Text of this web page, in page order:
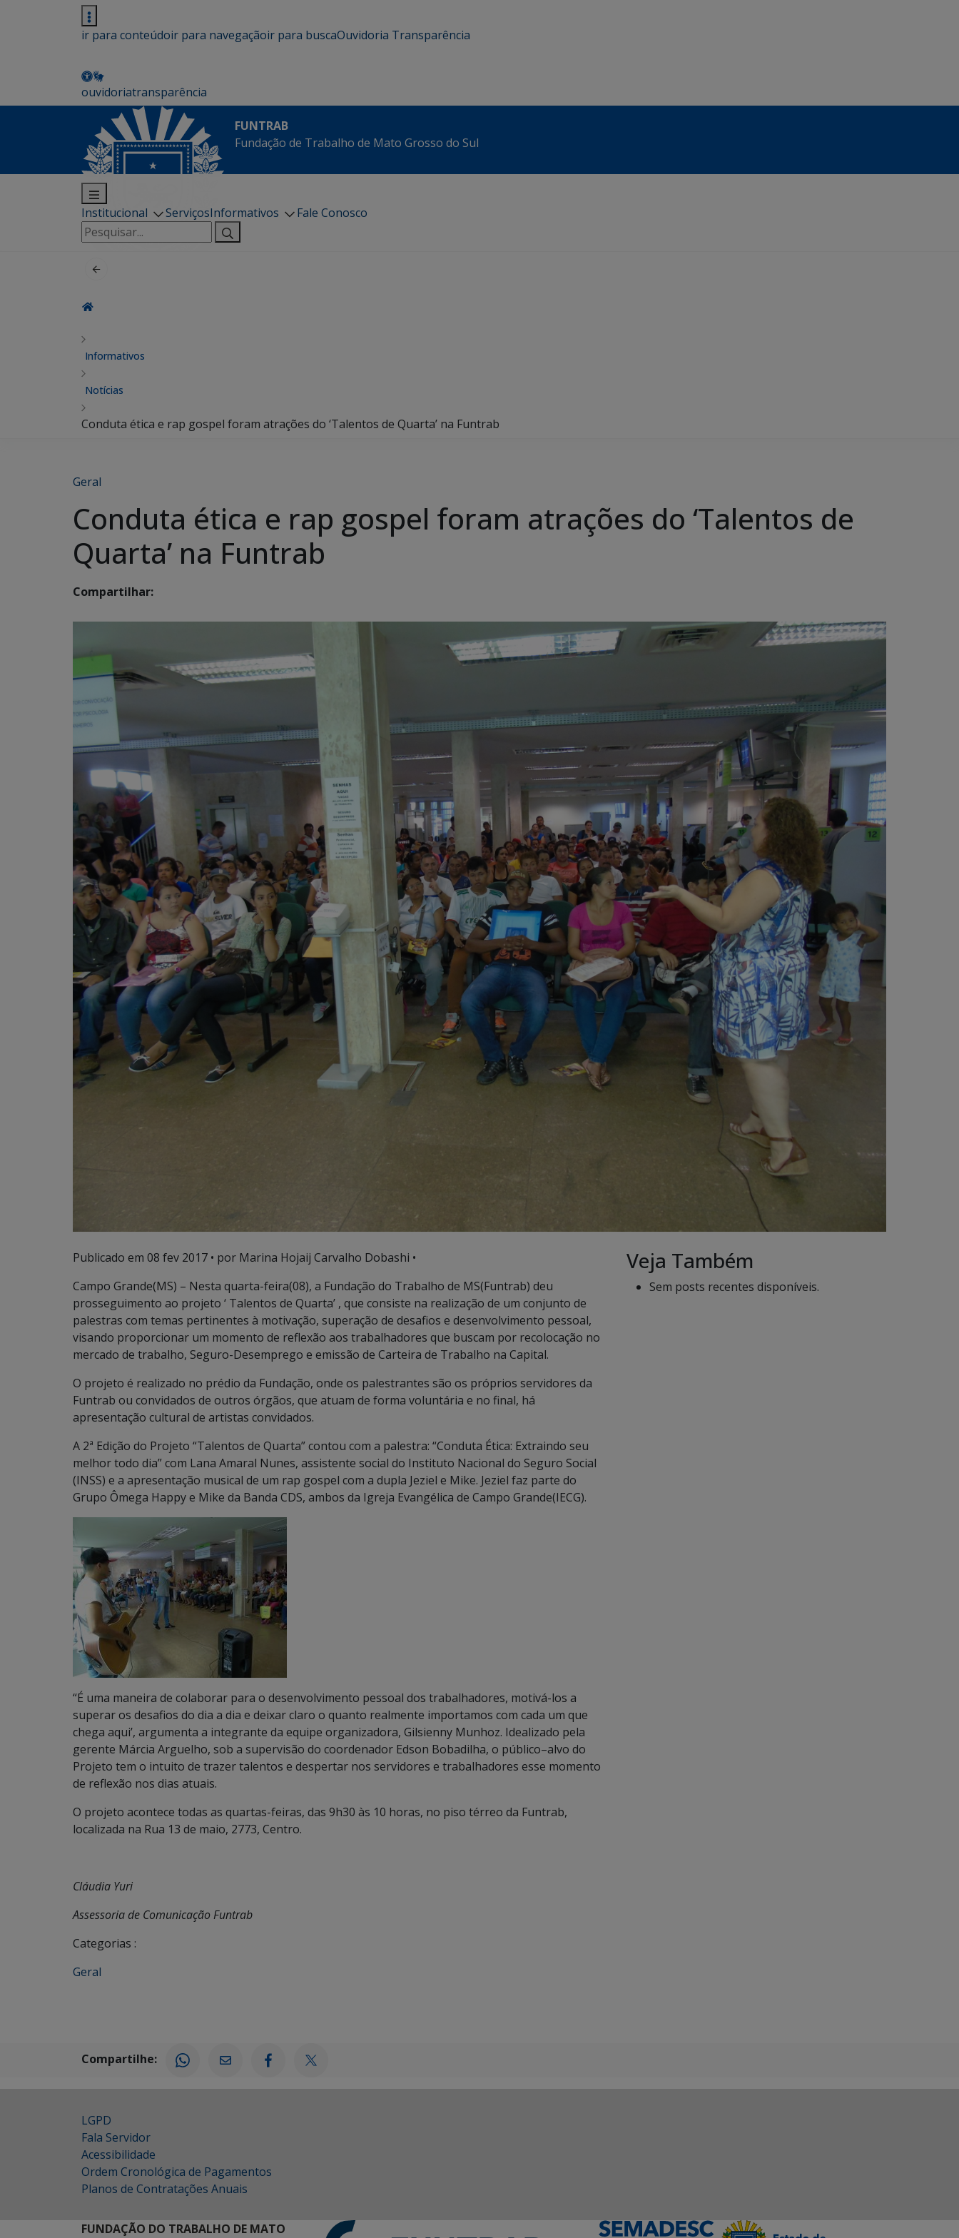
ir para conteúdoir para navegaçãoir para buscaOuvidoria Transparência
ouvidoriatransparência
FUNTRAB
Fundação de Trabalho de Mato Grosso do Sul
Institucional ServiçosInformativos
Fale Conosco
Pesquisar
por:
Informativos
Notícias
Conduta ética e rap gospel foram atrações do ‘Talentos de Quarta’ na Funtrab
Geral
Conduta ética e rap gospel foram atrações do ‘Talentos de
Quarta’ na Funtrab
Compartilhar:
Publicado em 08 fev 2017 • por Marina Hojaij Carvalho Dobashi •
Campo Grande(MS) – Nesta quarta-feira(08), a Fundação do Trabalho de MS(Funtrab) deu
prosseguimento ao projeto ‘ Talentos de Quarta’ , que consiste na realização de um conjunto de
palestras com temas pertinentes à motivação, superação de desafios e desenvolvimento pessoal,
visando proporcionar um momento de reflexão aos trabalhadores que buscam por recolocação no
mercado de trabalho, Seguro-Desemprego e emissão de Carteira de Trabalho na Capital.
O projeto é realizado no prédio da Fundação, onde os palestrantes são os próprios servidores da
Funtrab ou convidados de outros órgãos, que atuam de forma voluntária e no final, há
apresentação cultural de artistas convidados.
A 2ª Edição do Projeto “Talentos de Quarta” contou com a palestra: “Conduta Ética: Extraindo seu
melhor todo dia” com Lana Amaral Nunes, assistente social do Instituto Nacional do Seguro Social
(INSS) e a apresentação musical de um rap gospel com a dupla Jeziel e Mike. Jeziel faz parte do
Grupo Ômega Happy e Mike da Banda CDS, ambos da Igreja Evangélica de Campo Grande(IECG).
“É uma maneira de colaborar para o desenvolvimento pessoal dos trabalhadores, motivá-los a
superar os desafios do dia a dia e deixar claro o quanto realmente importamos com cada um que
chega aqui’, argumenta a integrante da equipe organizadora, Gilsienny Munhoz. Idealizado pela
gerente Márcia Arguelho, sob a supervisão do coordenador Edson Bobadilha, o público–alvo do
Projeto tem o intuito de trazer talentos e despertar nos servidores e trabalhadores esse momento
de reflexão nos dias atuais.
O projeto acontece todas as quartas-feiras, das 9h30 às 10 horas, no piso térreo da Funtrab,
localizada na Rua 13 de maio, 2773, Centro.
Cláudia Yuri
Assessoria de Comunicação Funtrab
Categorias :
Geral
Veja Também
Sem posts recentes disponíveis.
Compartilhe:
LGPD
Fala Servidor
Acessibilidade
Ordem Cronológica de Pagamentos
Planos de Contratações Anuais
FUNDAÇÃO DO TRABALHO DE MATO